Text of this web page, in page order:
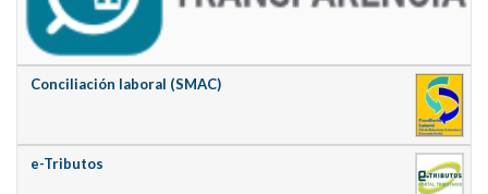
Conciliación laboral (SMAC)
e-Tributos